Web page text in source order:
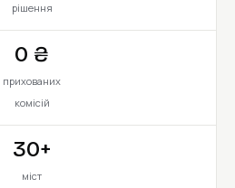
рішення
0 ₴
прихованих
комісій
30+
міст